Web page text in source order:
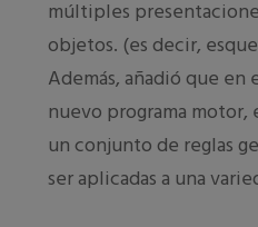
múltiples
objetos. (es decir,
Además, añadió que
nuevo programa
un conjunto de reglas
ser aplicadas a una